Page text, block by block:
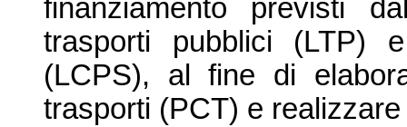
finanziamento previsti
trasporti pubblici (LTP)
(LCPS), al fine di
trasporti (PCT) e